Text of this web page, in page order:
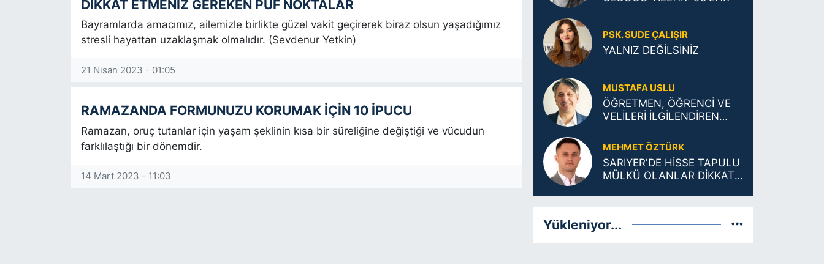
DİKKAT ETMENİZ GEREKEN PÜF NOKTALAR
Bayramlarda amacımız, ailemizle birlikte güzel vakit geçirerek biraz olsun yaşadığımız
stresli hayattan uzaklaşmak olmalıdır. (Sevdenur Yetkin)
21 Nisan 2023 - 01:05
RAMAZANDA FORMUNUZU KORUMAK İÇİN 10 İPUCU
Ramazan, oruç tutanlar için yaşam şeklinin kısa bir süreliğine değiştiği ve vücudun
farklılaştığı bir dönemdir.
14 Mart 2023 - 11:03
PSK. SUDE ÇALIŞIR
YALNIZ DEĞİLSİNİZ
MUSTAFA USLU
ÖĞRETMEN, ÖĞRENCİ VE
VELİLERİ İLGİLENDİREN
MEHMET ÖZTÜRK
SARIYER'DE HİSSE TAPULU
MÜLKÜ OLANLAR DİKKAT:
Yükleniyor...
KÖŞE YAZILARI
MAGAZİN
RÖPORTAJ